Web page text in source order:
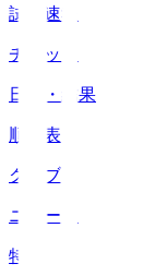
試合速報
チケット
日程・結果
順位表
クラブ
ニュース
特集